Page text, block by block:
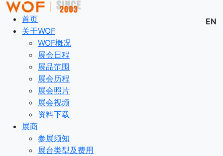
EN
首页
关于WOF
WOF概况
展会日程
展品范围
展会历程
展会照片
展会视频
资料下载
展商
参展须知
展台类型及费用